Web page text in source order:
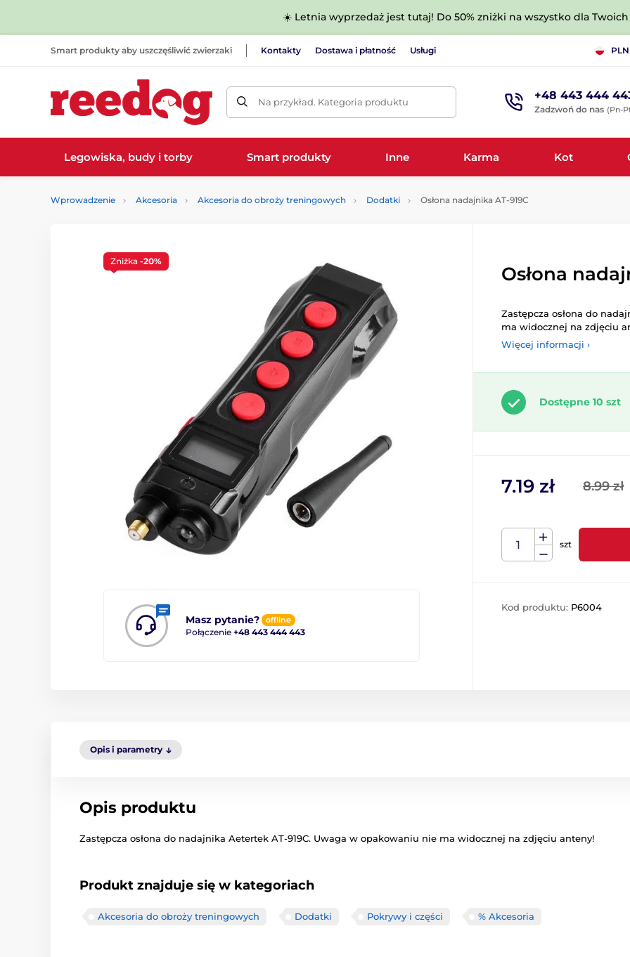
☀️ Letnia wyprzedaż jest tutaj! Do 50% zniżki na wszystko dla
Smart produkty aby uszczęśliwić zwierzaki Kontakty Dostawa i płatność Usługi PLN
Na przykład. Kategoria produktu +48 443 444
Zadzwoń do nas (Pn-
Legowiska, budy i torby Smart produkty Inne Karma Kot
Wprowadzenie Akcesoria Akcesoria do obroży treningowych Dodatki Osłona nadajnika AT-919C
Masz pytanie? offline
Połączenie +48 443 444 443
Zniżka -20%
Osłona
Zastępcza osłona do
ma widocznej na zdjęciu
Więcej informacji ›
Dostępne 10 szt
8.99 zł
7.19 zł
szt
Kod produktu: P6004
Opis i parametry
Opis produktu
Zastępcza osłona do nadajnika Aetertek AT-919C. Uwaga w opakowaniu nie ma widocznej na zdjęciu anteny!
Produkt znajduje się w kategoriach
Akcesoria do obroży treningowych Dodatki Pokrywy i części % Akcesoria